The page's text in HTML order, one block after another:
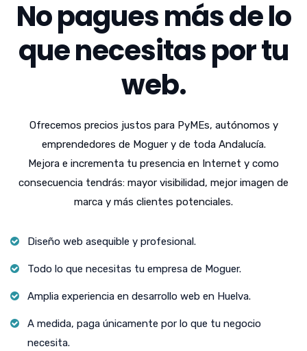
No pagues más de lo
que necesitas por tu
web.
Ofrecemos precios justos para PyMEs, autónomos y
emprendedores de Moguer y de toda Andalucía.
Mejora e incrementa tu presencia en Internet y como
consecuencia tendrás: mayor visibilidad, mejor imagen de
marca y más clientes potenciales.
Diseño web asequible y profesional.
Todo lo que necesitas tu empresa de Moguer.
Amplia experiencia en desarrollo web en Huelva.
A medida, paga únicamente por lo que tu negocio
necesita.